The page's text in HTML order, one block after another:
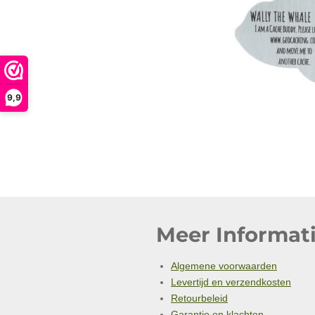
9,9
Meer
Algemene voorwaarden
Levertijd en verzendkosten
Retourbeleid